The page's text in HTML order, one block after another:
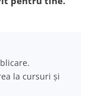
la cursuri și